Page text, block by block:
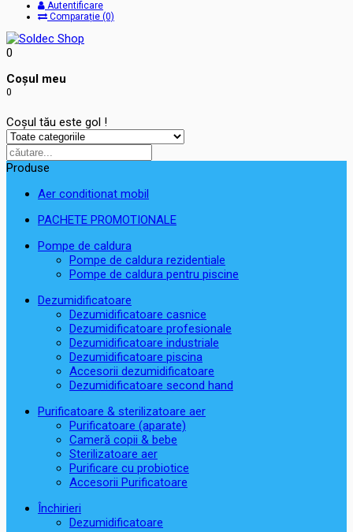
Autentificare
Comparație (0)
0
Coşul meu
0
Coșul tău este gol !
Produse
Aer conditionat mobil
PACHETE PROMOTIONALE
Pompe de caldura
Pompe de caldura rezidentiale
Pompe de caldura pentru piscine
Dezumidificatoare
Dezumidificatoare casnice
Dezumidificatoare profesionale
Dezumidificatoare industriale
Dezumidificatoare piscina
Accesorii dezumidificatoare
Dezumidificatoare second hand
Purificatoare & sterilizatoare aer
Purificatoare (aparate)
Cameră copii & bebe
Sterilizatoare aer
Purificare cu probiotice
Accesorii Purificatoare
Închirieri
Dezumidificatoare